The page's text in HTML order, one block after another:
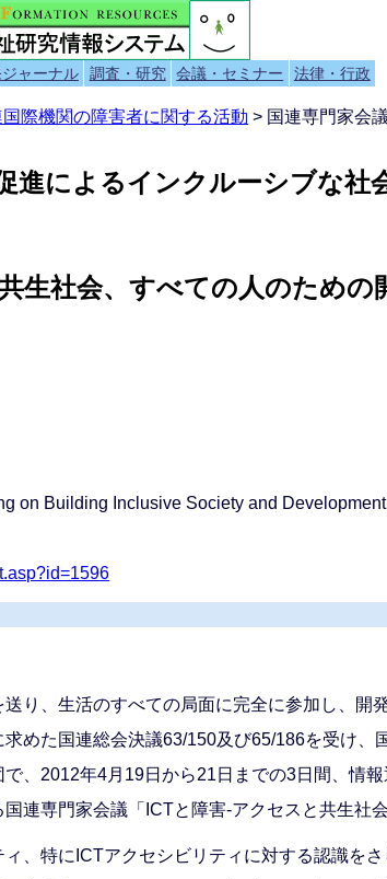
ャーナル 調査・研究 会議・セミナー 法律・行政
際機関の障害者に関する活動 > 国連専門家会
進によるインクルーシブな社
生社会、すべての人のための
on Building Inclusive Society and
送り、生活のすべての局面に完全に参加し、
めた国連総会決議63/150及び65/186を受け
、2012年4月19日から21日までの3日間、情
連専門家会議「ICTと障害-アクセスと共生社
、特にICTアクセシビリティに対する認識を